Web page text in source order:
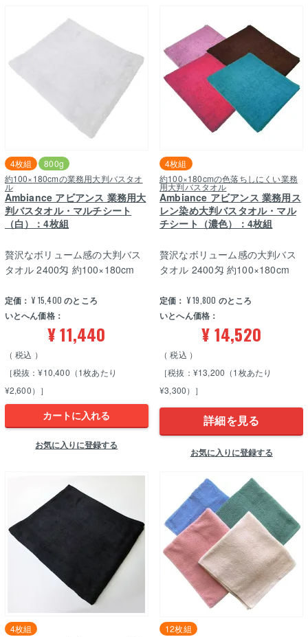
約100×180cmの業務用大判バスタオ
ル
Ambiance アビアンス 業務用大
判バスタオル・マルチシート
（白）：4枚組
4枚組 800g
定価： ¥ 15,400 のところ
いとへん価格：
¥11,440
税込
［税抜：¥10,400（1枚あたり
¥2,600）］
贅沢なボリューム感の大判バス
タオル 2400匁 約100×180cm
カートに入れる
お気に入りに登録する
約100×180cmの色落ちしにくい業務
用大判バスタオル
Ambiance アビアンス 業務用ス
レン染め大判バスタオル・マル
チシート（濃色）：4枚組
4枚組
定価： ¥19,800 のところ
いとへん価格：
¥14,520
税込
［税抜：¥13,200（1枚あたり
¥3,300）］
贅沢なボリューム感の大判バス
タオル 2400匁 約100×180cm
詳細を見る
お気に入りに登録する
4枚組 12枚組